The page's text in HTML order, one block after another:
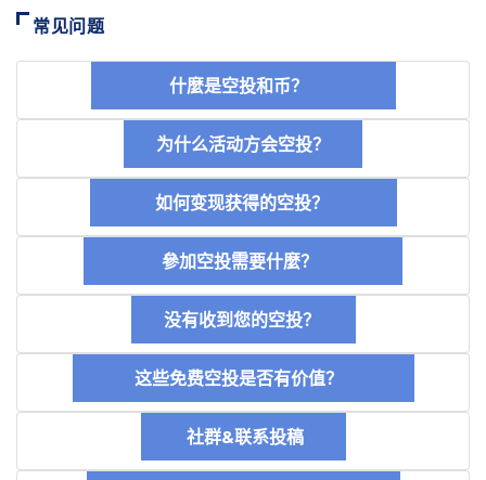
常见问题
什麼是空投和币？
为什么活动方会空投？
如何变现获得的空投？
參加空投需要什麼？
没有收到您的空投？
这些免费空投是否有价值？
社群&联系投稿